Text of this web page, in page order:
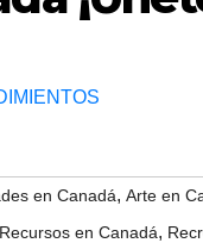
en Canadá, Arte en
en Canadá,